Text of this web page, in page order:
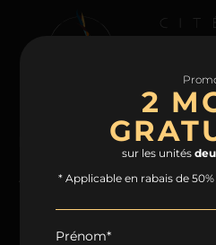
NAVIGATION
Accueil
Projet
2
sur les unités
* Applicable en rabais de
Prénom*